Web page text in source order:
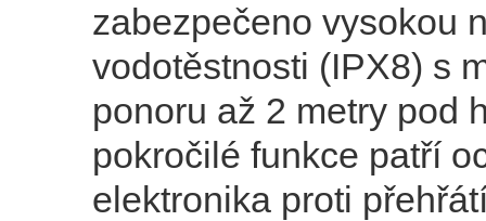
zabezpečeno vysokou
vodotěstnosti (IPX8) s
ponoru až 2 metry pod
pokročilé funkce patří
elektronika proti